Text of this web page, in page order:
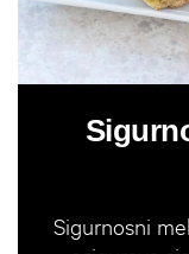
Sigurnosni